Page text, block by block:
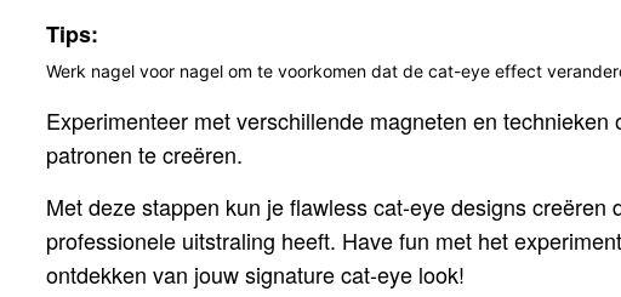
Tips:
Werk nagel voor nagel om te voorkomen dat de cat-eye effect
Experimenteer met verschillende magneten en technieken
patronen te creëren.
Met deze stappen kun je flawless cat-eye designs creëren
professionele uitstraling heeft. Have fun met het
ontdekken van jouw signature cat-eye look!